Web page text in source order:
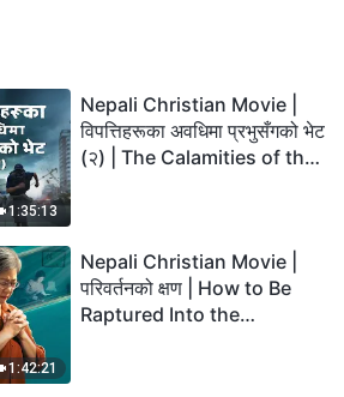
1:35:13
Nepali Christian Movie |
विपत्तिहरूका अवधिमा प्रभुसँगको भेट
(२) | The Calamities of the
1:42:21
Nepali Christian Movie |
परिवर्तनको क्षण | How to Be
Raptured Into the